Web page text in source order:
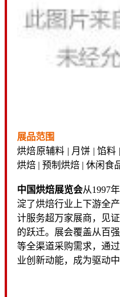
展品范围
烘焙原辅料 | 月饼 | 馅
烘焙 | 预制烘焙 | 休闲食
中国烘焙展览会从1997
淀了烘焙行业上下游全
计服务超万家展商，见
的跃迁。展会覆盖从百
等全渠道采购需求，通
业创新动能，成为驱动